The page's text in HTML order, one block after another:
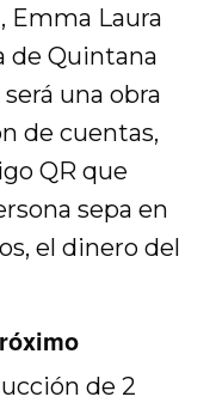
Emma Laura
de Quintana
una obra
de cuentas,
QR que
sepa en
el dinero del
de 2